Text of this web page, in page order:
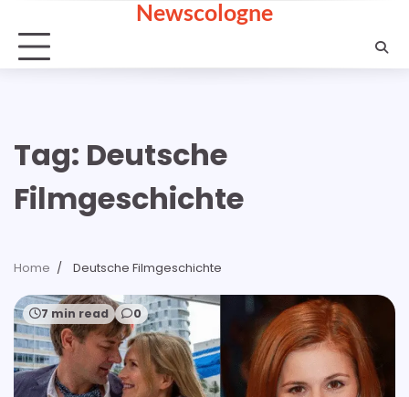
content
Newscologne
Tag: Deutsche
Filmgeschichte
Home Deutsche Filmgeschichte
7 min read 0